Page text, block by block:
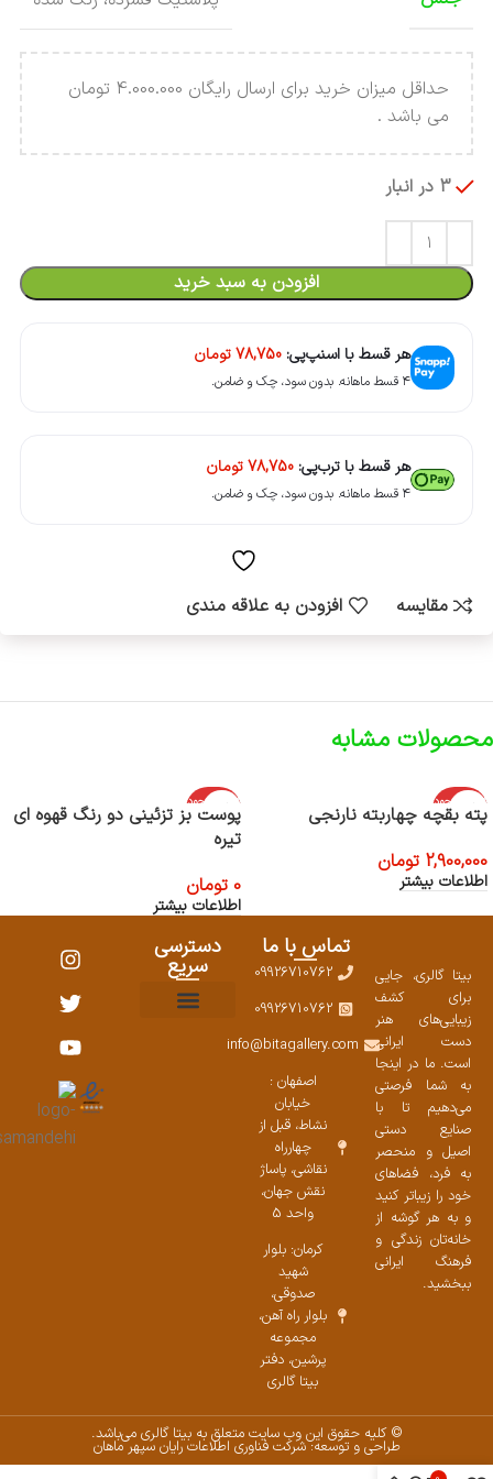
حداقل میزان خرید برای ارسال رایگان 4.000.000 تومان
می باشد .
3 در انبار
افزودن به سبد خرید
هر قسط با اسنپ‌پی: 78,750تومان
۴ قسط ماهانه. بدون سود، چک و ضامن.
هر قسط با ترب‌پی: 78,750تومان
۴ قسط ماهانه. بدون سود، چک و ضامن.
مقایسه افزودن به علاقه مندی
محصولات مشابه
اتمام موجود
ی
پته بقچه چهاربته نارنجی
2,900,000 تومان
اطلاعات بیشتر
اتمام موجود
ی
پوست بز تزئینی دو رنگ قهوه ای
تیره
0 تومان
اطلاعات بیشتر
بیتا گالری، جایی
برای کشف
زیبایی‌های هنر
دست ایرانی
است. ما در اینجا
به شما فرصتی
می‌دهیم تا با
صنایع دستی
اصیل و منحصر
به فرد، فضاهای
خود را زیباتر کنید
و به هر گوشه از
خانه‌تان زندگی و
فرهنگ ایرانی
ببخشید.
تماس با ما
09926710762
09926710762
info@bitagallery.com
اصفهان :
خیابان
نشاط، قبل از
چهارراه
نقاشی، پاساژ
نقش جهان،
واحد 5
کرمان: بلوار
شهید
صدوقی،
بلوار راه آهن،
مجموعه
پرشین،‌ دفتر
بیتا گالری
دسترسی
سریع
© کلیه حقوق این وب سایت متعلق به بیتا گالری می‌باشد.
طراحی و توسعه: شرکت فناوری اطلاعات رایان سپهر ماهان